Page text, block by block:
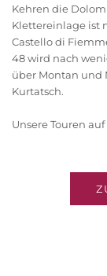
Kehren die
Klettereinlage ist
Castello di
48 wird nach
über Montan und
Kurtatsch.
Unsere Touren auf